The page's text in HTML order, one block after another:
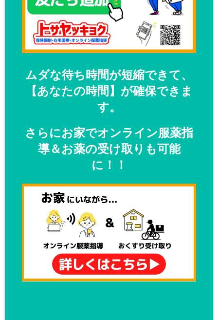
ムダな待ち時間が短縮できて、
【あなたの時間】が確保できま
す。
さらにお家でオンライン服薬指
導＆お薬の受け取りも可能
に！！